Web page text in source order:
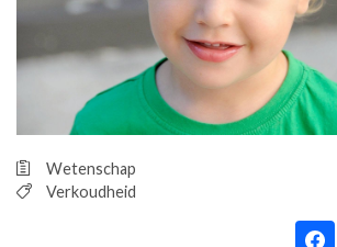
PRAKTIJKZAKEN
TARIEVEN
VPHUISARTSEN
MEDISCHE VAKHANDEL
REGISTRATIE
Wetenschap
Verkoudheid